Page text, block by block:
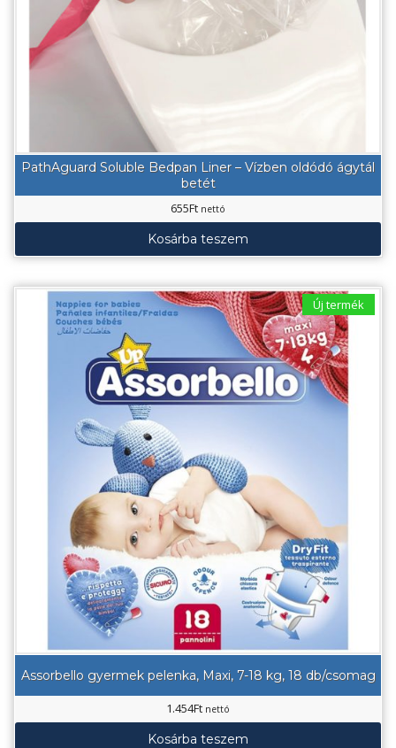
PathAguard Soluble Bedpan Liner – Vízben oldódó ágytál
betét
655Ft nettó
Kosárba teszem
Új termék
Assorbello gyermek pelenka, Maxi, 7-18 kg, 18 db/csomag
1.454Ft nettó
Kosárba teszem